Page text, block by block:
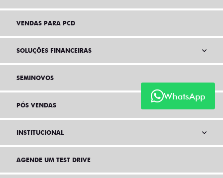
WhatsApp
VENDAS PARA PCD
SOLUÇÕES FINANCEIRAS
SEMINOVOS
PÓS VENDAS
INSTITUCIONAL
AGENDE UM TEST DRIVE